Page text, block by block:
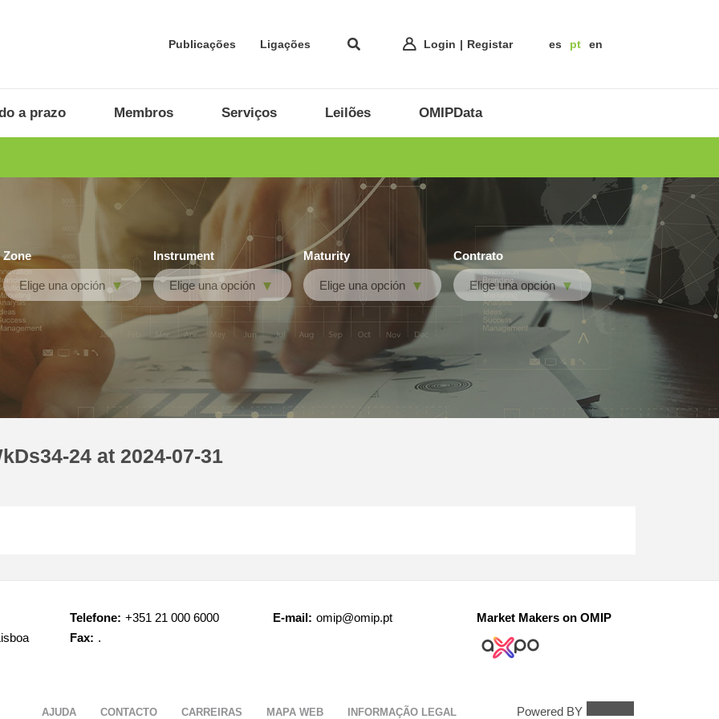
Publicações Ligações Login Registar es pt en
a prazo Membros Serviços Leilões OMIPData
Zone
Elige una opción
Instrument
Elige una opción
Maturity
Elige una opción
Contrato
Elige una opción
24 at 2024-07-31
Telefone: +351 21 000 6000
Fax: .
E-mail: omip@omip.pt Market Makers on OMIP
AJUDA CONTACTO CARREIRAS MAPA WEB INFORMAÇÃO LEGAL Powered BY